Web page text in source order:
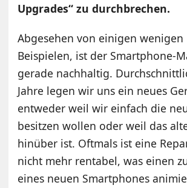
Upgrades“ zu durchbrechen.
Abgesehen von einigen wenigen
Beispielen, ist der Smartphone-
gerade nachhaltig.
Jahre legen wir uns ein neues
entweder weil wir einfach die
besitzen wollen oder weil das
hinüber ist. Oftmals ist eine
nicht mehr rentabel, was einen
eines neuen Smartphones